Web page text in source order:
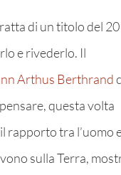
di un titolo del
e rivederlo. Il
Arthus Berthrand
questa volta
rapporto tra l’uomo
sulla Terra,